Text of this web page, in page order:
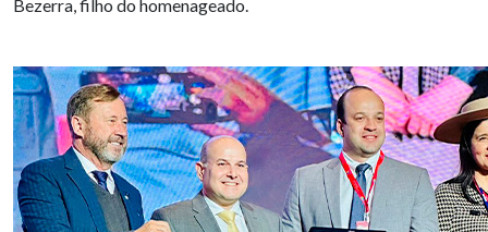
Bezerra, filho do homenageado.